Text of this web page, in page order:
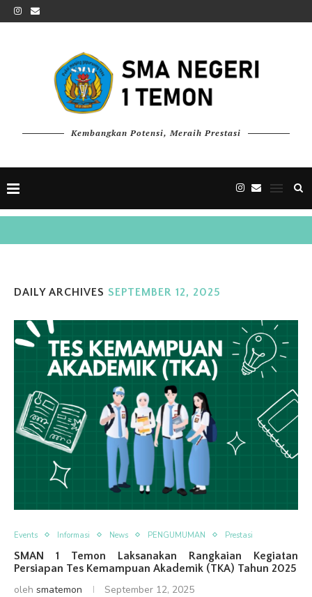
Kembangkan Potensi, Meraih Prestasi
DAILY ARCHIVES SEPTEMBER 12, 2025
Events Informasi News PENGUMUMAN Prestasi
SMAN 1 Temon Laksanakan Rangkaian Kegiatan
Persiapan Tes Kemampuan Akademik (TKA) Tahun 2025
oleh smatemon September 12, 2025